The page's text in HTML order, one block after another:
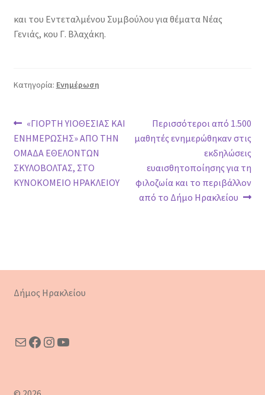
και του Εντεταλμένου Συμβούλου για θέματα Νέας
Γενιάς, κου Γ. Βλαχάκη.
Κατηγορία: Ενημέρωση
Πλοήγηση
άρθρων
Προηγούμενο
άρθρο:
«ΓΙΟΡΤΗ ΥΙΟΘΕΣΙΑΣ ΚΑΙ
ΕΝΗΜΕΡΩΣΗΣ» ΑΠΟ ΤΗΝ
ΟΜΑΔΑ ΕΘΕΛΟΝΤΩΝ
ΣΚΥΛΟΒΟΛΤΑΣ, ΣTO
ΚΥΝΟΚΟΜΕΙΟ ΗΡΑΚΛΕΙΟΥ
Επόμενο
άρθρο:
Περισσότεροι από 1.500
μαθητές ενημερώθηκαν στις
εκδηλώσεις
ευαισθητοποίησης για τη
φιλοζωία και το περιβάλλον
από το Δήμο Ηρακλείου
Δήμος Ηρακλείου
MailFacebook
Instagram
YouTube